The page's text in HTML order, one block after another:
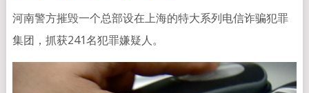
河南警方摧毁一个总部设在上海的特大系列电信诈骗犯罪
集团，抓获241名犯罪嫌疑人。